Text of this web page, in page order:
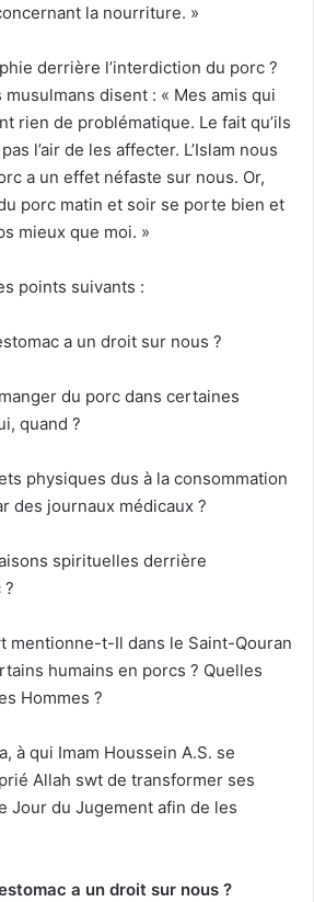
la nourriture. »
derrière l’interdiction du porc ?
musulmans disent : « Mes amis qui
rien de problématique. Le fait qu’ils
l’air de les affecter. L’Islam nous
a un effet néfaste sur nous. Or,
porc matin et soir se porte bien et
mieux que moi. »
points suivants :
a un droit sur nous ?
du porc dans certaines
quand ?
physiques dus à la consommation
des journaux médicaux ?
spirituelles derrière
?
mentionne-t-Il dans le Saint-Qouran
humains en porcs ? Quelles
Hommes ?
à qui Imam Houssein A.S. se
Allah swt de transformer ses
Jour du Jugement afin de les
a un droit sur nous ?